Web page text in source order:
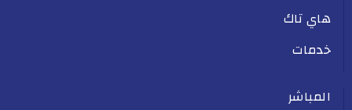
هاي تاك
خدمات
المباشر